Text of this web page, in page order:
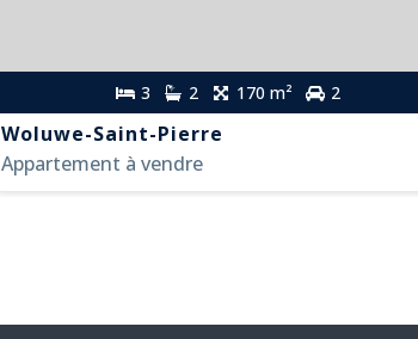
3 2 170 m² 2
Woluwe-Saint-Pierre
Appartement à vendre